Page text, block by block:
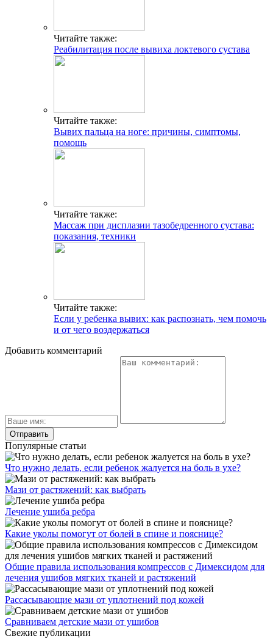
Читайте также:
Реабилитация после вывиха локтевого сустава
Читайте также:
Вывих пальца на ноге: причины, симптомы,
помощь
Читайте также:
Массаж при дисплазии тазобедренного сустава:
показания, техники
Читайте также:
Если у ребенка вывих: как распознать, чем помочь
и от чего воздержаться
Добавить комментарий
Популярные статьи
Что нужно делать, если ребенок жалуется на боль в ухе?
Мази от растяжений: как выбрать
Лечение ушиба ребра
Какие уколы помогут от болей в спине и пояснице?
Общие правила использования компрессов с Димексидом для
лечения ушибов мягких тканей и растяжений
Рассасывающие мази от уплотнений под кожей
Сравниваем детские мази от ушибов
Свежие публикации